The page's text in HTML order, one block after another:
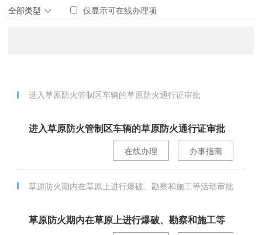
全部类型
仅显示可在线办理项
进入草原防火管制区车辆的草原防火通行证审批
进入草原防火管制区车辆的草原防火通行证审批
办事指南
在线办理
草原防火期内在草原上进行爆破、勘察和施工等活动审批
草原防火期内在草原上进行爆破、勘察和施工等